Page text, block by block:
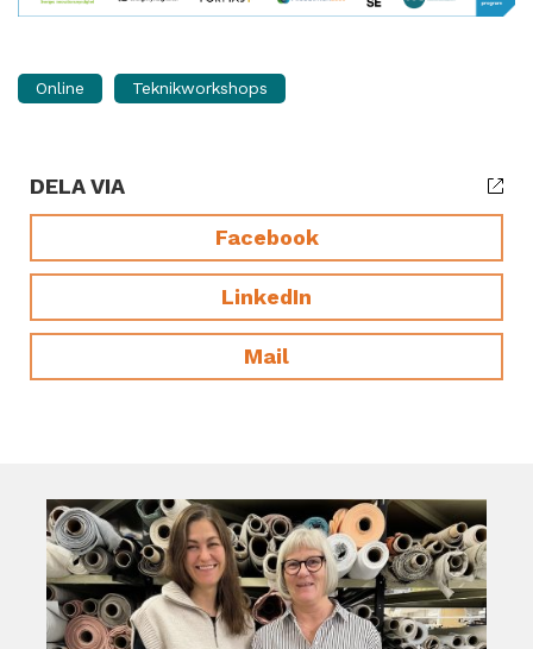
Online Teknikworkshops
DELA VIA
Facebook
LinkedIn
Mail